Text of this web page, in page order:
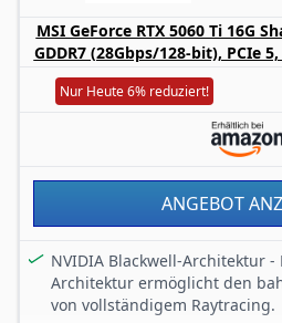
anspruchvolles Gaming wird.
Empfohlen wird ein Netzteil
aktuellsten Treiber zu
MSI GeForce RTX 5060 Ti 16G
GDDR7 (28Gbps/128-bit), PCIe
2.1b, DisplayPort 2.1b,
Nur Heute 6% reduziert!
ANGEBOT
NVIDIA Blackwell-Architektur -
Architektur ermöglicht den
von vollständigem Raytracing.